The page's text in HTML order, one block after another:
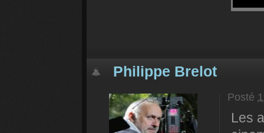
Philippe Brelot
Posté
Les